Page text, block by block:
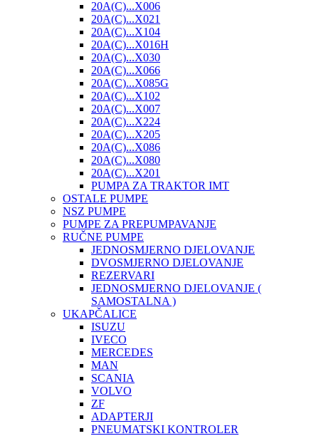
20A(C)...X006
20A(C)...X021
20A(C)...X104
20A(C)...X016H
20A(C)...X030
20A(C)...X066
20A(C)...X085G
20A(C)...X102
20A(C)...X007
20A(C)...X224
20A(C)...X205
20A(C)...X086
20A(C)...X080
20A(C)...X201
PUMPA ZA TRAKTOR IMT
OSTALE PUMPE
NSZ PUMPE
PUMPE ZA PREPUMPAVANJE
RUČNE PUMPE
JEDNOSMJERNO DJELOVANJE
DVOSMJERNO DJELOVANJE
REZERVARI
JEDNOSMJERNO DJELOVANJE (
SAMOSTALNA )
UKAPČALICE
ISUZU
IVECO
MERCEDES
MAN
SCANIA
VOLVO
ZF
ADAPTERJI
PNEUMATSKI KONTROLER